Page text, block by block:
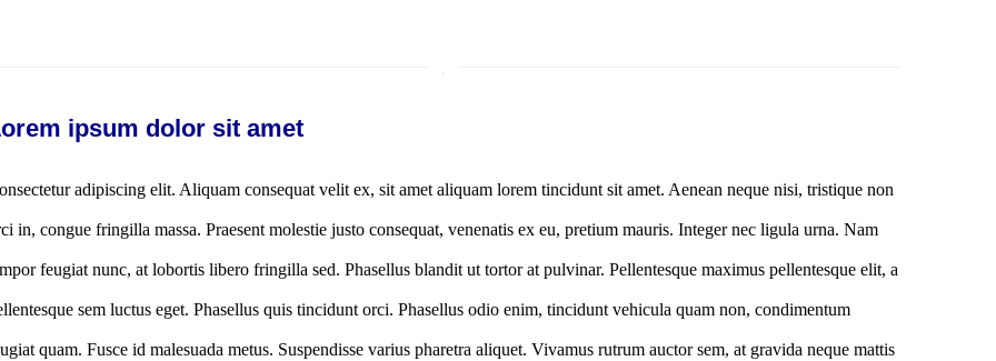
ipsum dolor sit amet
adipiscing elit. Aliquam consequat velit ex, sit amet aliquam lorem tincidunt sit amet. Aenean neque nisi, tristique non
in, congue fringilla massa. Praesent molestie justo consequat, venenatis ex eu, pretium mauris. Integer nec ligula urna. Nam
feugiat nunc, at lobortis libero fringilla sed. Phasellus blandit ut tortor at pulvinar. Pellentesque maximus pellentesque elit, a
sem luctus eget. Phasellus quis tincidunt orci. Phasellus odio enim, tincidunt vehicula quam non, condimentum
quam. Fusce id malesuada metus. Suspendisse varius pharetra aliquet. Vivamus rutrum auctor sem, at gravida neque mattis